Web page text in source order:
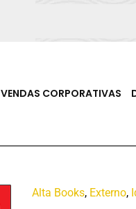
VENDAS CORPORATIVAS
Alta Books, Externo,